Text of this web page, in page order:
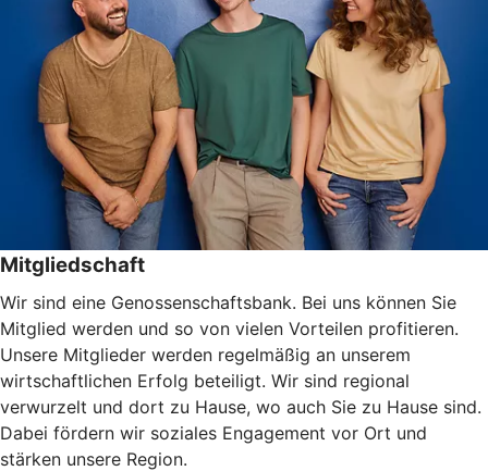
Mitgliedschaft
Wir sind eine Genossenschaftsbank. Bei uns können Sie
Mitglied werden und so von vielen Vorteilen profitieren.
Unsere Mitglieder werden regelmäßig an unserem
wirtschaftlichen Erfolg beteiligt. Wir sind regional
verwurzelt und dort zu Hause, wo auch Sie zu Hause sind.
Dabei fördern wir soziales Engagement vor Ort und
stärken unsere Region.